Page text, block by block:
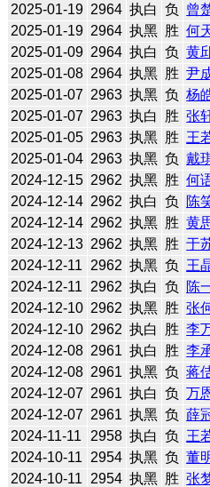
2025-01-19 2964 执白 负 曾
2025-01-19 2964 执黑 胜 何
2025-01-09 2964 执白 负 黄
2025-01-08 2964 执黑 胜 尹
2025-01-07 2963 执黑 负 杨
2025-01-07 2963 执白 胜 张
2025-01-05 2963 执黑 胜 王
2025-01-04 2963 执黑 负 戴
2024-12-15 2962 执黑 胜 何
2024-12-14 2962 执白 负 陈
2024-12-14 2962 执黑 胜 黄
2024-12-13 2962 执黑 胜 于
2024-12-11
2962 执黑 负 王
2024-12-11
2962 执白 负 陈
2024-12-10 2962 执黑 胜 张
2024-12-10 2962 执白 胜 李
2024-12-08 2961 执白 胜 李
2024-12-08 2961 执黑 负 蒋
2024-12-07 2961 执白 负 万
2024-12-07 2961 执黑 负 薛
2024-11-11
2958 执白 负 王
2024-10-11
2954 执黑 负 董
2024-10-11
2954 执黑 胜 张